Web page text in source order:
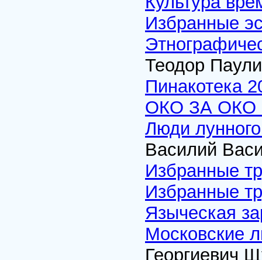
Избранные
Теодор
Пинакотека
ОКО ЗА ОКО
Люди
Василий
Избранные
Избранные
Языческая
Московские
Георгиевич